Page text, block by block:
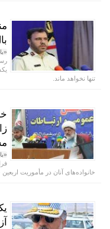
تنها نخواهد ماند.
خانواده‌های آنان در مأموریت